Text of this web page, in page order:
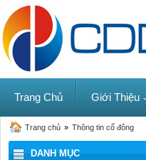
Trang Chủ Giới Thiệu
Trang chủ » Thông tin cổ đông
DANH MỤC